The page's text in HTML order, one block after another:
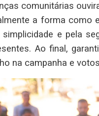
comunitárias
a forma como
simplicidade e pela
Ao final,
na campanha e